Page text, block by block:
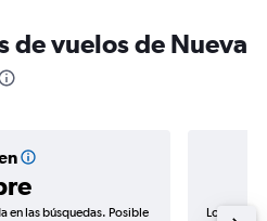
de vuelos de Nueva
en las búsquedas. Posible
Los